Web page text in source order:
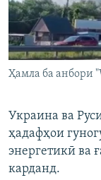
Ҳамла ба анбори
Украина ва
ҳадафҳои
энергетикӣ ва
карданд.